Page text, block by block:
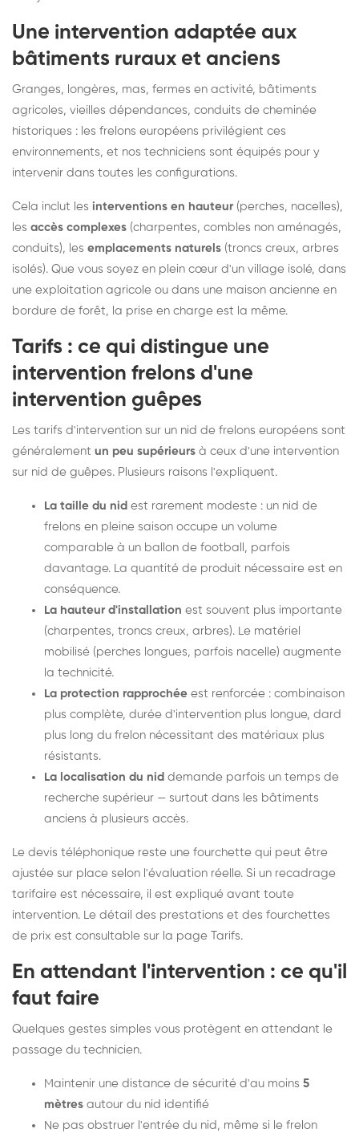
Une intervention adaptée aux
bâtiments ruraux et anciens
Granges, longères, mas, fermes en activité, bâtiments
agricoles, vieilles dépendances, conduits de cheminée
historiques : les frelons européens privilégient ces
environnements, et nos techniciens sont équipés pour y
intervenir dans toutes les configurations.
Cela inclut les interventions en hauteur (perches, nacelles),
les accès complexes (charpentes, combles non aménagés,
conduits), les emplacements naturels (troncs creux, arbres
isolés). Que vous soyez en plein cœur d'un village isolé, dans
une exploitation agricole ou dans une maison ancienne en
bordure de forêt, la prise en charge est la même.
Tarifs : ce qui distingue une
intervention frelons d'une
intervention guêpes
Les tarifs d'intervention sur un nid de frelons européens sont
généralement un peu supérieurs à ceux d'une intervention
sur nid de guêpes. Plusieurs raisons l'expliquent.
La taille du nid est rarement modeste : un nid de
frelons en pleine saison occupe un volume
comparable à un ballon de football, parfois
davantage. La quantité de produit nécessaire est en
conséquence.
La hauteur d'installation est souvent plus importante
(charpentes, troncs creux, arbres). Le matériel
mobilisé (perches longues, parfois nacelle) augmente
la technicité.
La protection rapprochée est renforcée : combinaison
plus complète, durée d'intervention plus longue, dard
plus long du frelon nécessitant des matériaux plus
résistants.
La localisation du nid demande parfois un temps de
recherche supérieur — surtout dans les bâtiments
anciens à plusieurs accès.
Le devis téléphonique reste une fourchette qui peut être
ajustée sur place selon l'évaluation réelle. Si un recadrage
tarifaire est nécessaire, il est expliqué avant toute
intervention. Le détail des prestations et des fourchettes
de prix est consultable sur la page Tarifs.
En attendant l'intervention : ce qu'il
faut faire
Quelques gestes simples vous protègent en attendant le
passage du technicien.
Maintenir une distance de sécurité d'au moins 5
mètres autour du nid identifié
Ne pas obstruer l'entrée du nid, même si le frelon